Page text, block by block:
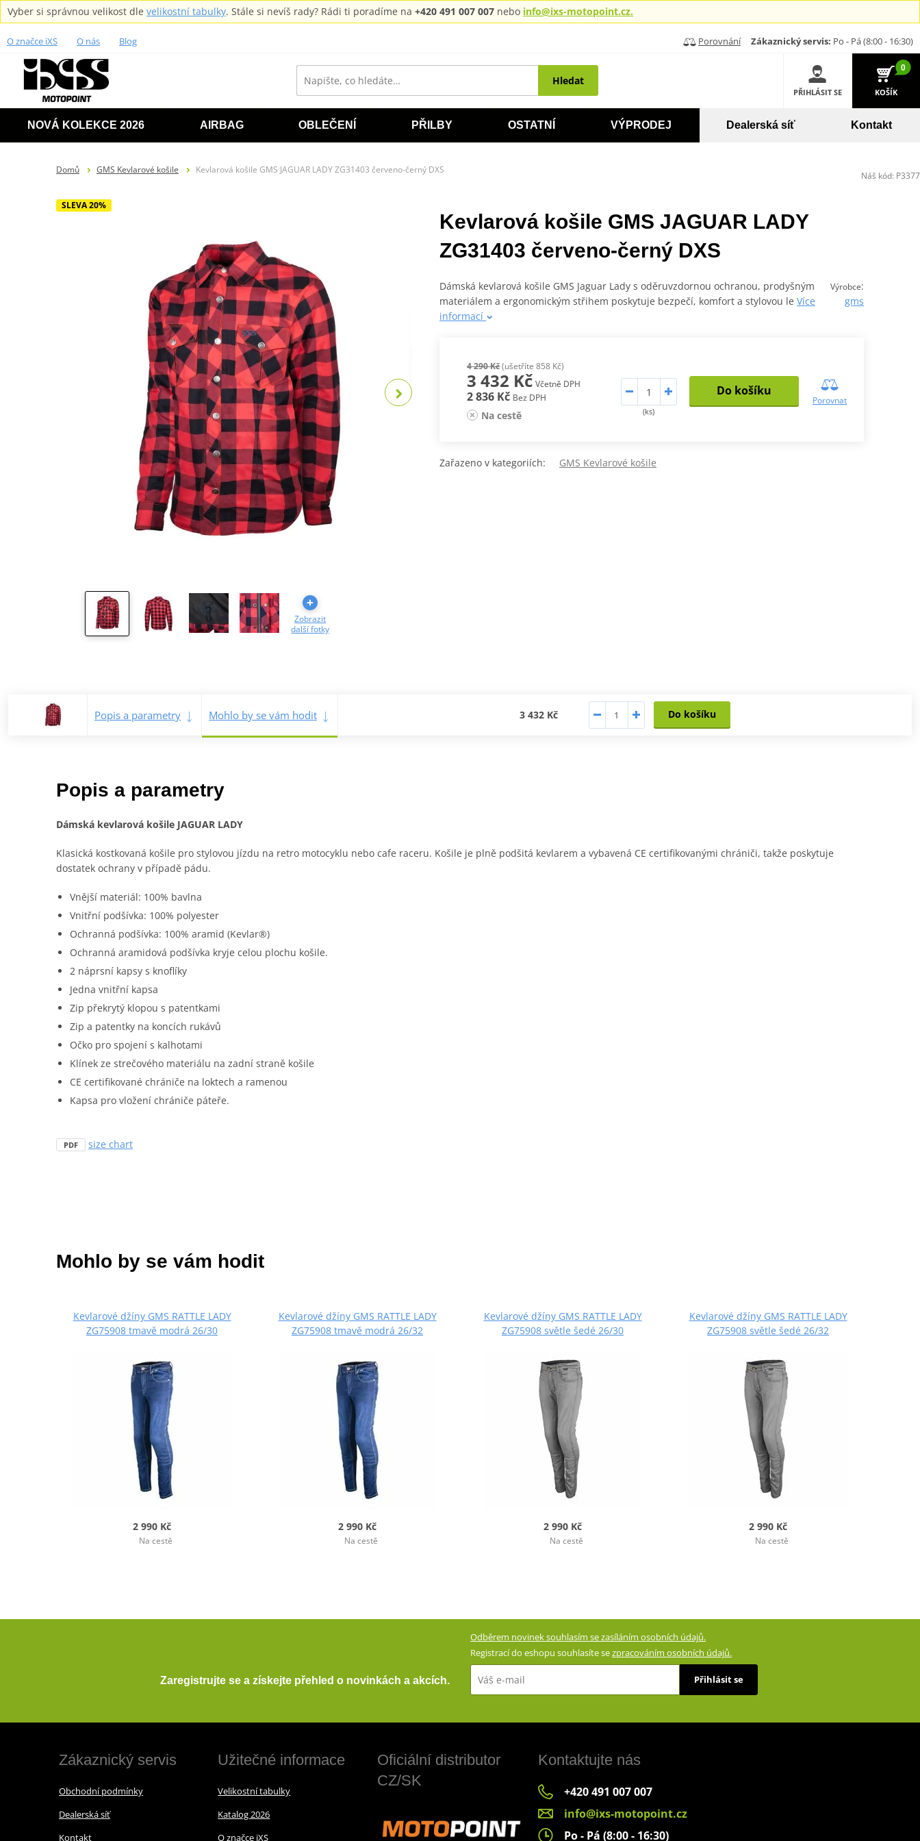
Vyber si správnou velikost dle velikostní tabulky. Stále si nevíš rady? Rádi ti poradíme na +420 491 007 007 nebo info@ixs-motopoint.cz.
O značce iXS O nás Blog Porovnání Zákaznický servis: Po - Pá (8:00 - 16:30)
Hledat
PŘIHLÁSIT SE
0
KOŠÍK
NOVÁ KOLEKCE 2026 AIRBAG OBLEČENÍ PŘILBY OSTATNÍ VÝPRODEJ Dealerská síť Kontakt
Domů GMS Kevlarové košile Kevlarová košile GMS JAGUAR LADY ZG31403 červeno-černý DXS
SLEVA 20%
Zobrazit
další fotky
Kevlarová košile GMS JAGUAR LADY
ZG31403 červeno-černý DXS
Výrobce:
gms
Dámská kevlarová košile GMS Jaguar Lady s oděruvzdornou ochranou, prodyšným
materiálem a ergonomickým střihem poskytuje bezpečí, komfort a stylovou le Více
informací
4 290 Kč(ušetříte 858 Kč)
3 432 Kč Včetně DPH
2 836 Kč Bez DPH
Na cestě (ks)
Do košíku
Porovnat
Zařazeno v kategoriích: GMS Kevlarové košile
Popis a parametry Mohlo by se vám hodit 3 432 Kč Do košíku
Popis a parametry
Dámská kevlarová košile JAGUAR LADY
Klasická kostkovaná košile pro stylovou jízdu na retro motocyklu nebo cafe raceru. Košile je plně podšitá kevlarem a vybavená CE certifikovanými chrániči, takže poskytuje
dostatek ochrany v případě pádu.
Vnější materiál: 100% bavlna
Vnitřní podšívka: 100% polyester
Ochranná podšívka: 100% aramid (Kevlar®)
Ochranná aramidová podšívka kryje celou plochu košile.
2 náprsní kapsy s knoflíky
Jedna vnitřní kapsa
Zip překrytý klopou s patentkami
Zip a patentky na koncích rukávů
Očko pro spojení s kalhotami
Klínek ze strečového materiálu na zadní straně košile
CE certifikované chrániče na loktech a ramenou
Kapsa pro vložení chrániče páteře.
PDF size chart
Náš kód: P3377
Mohlo by se vám hodit
Kevlarové džíny GMS RATTLE LADY
ZG75908 tmavě modrá 26/30
2 990 Kč
Na cestě
Kevlarové džíny GMS RATTLE LADY
ZG75908 tmavě modrá 26/32
2 990 Kč
Na cestě
Kevlarové džíny GMS RATTLE LADY
ZG75908 světle šedé 26/30
2 990 Kč
Na cestě
Kevlarové džíny GMS RATTLE LADY
ZG75908 světle šedé 26/32
2 990 Kč
Na cestě
Zaregistrujte se a získejte přehled o novinkách a akcích.
Odběrem novinek souhlasím se zasíláním osobních údajů.
Registrací do eshopu souhlasíte sezpracováním osobních údajů.
Přihlásit se
Zákaznický servis
Obchodní podmínky
Dealerská síť
Kontakt
Užitečné informace
Velikostní tabulky
Katalog 2026
O značce iXS
Oficiální distributor
CZ/SK
Kontaktujte nás
+420 491 007 007
info@ixs-motopoint.cz
Po - Pá (8:00 - 16:30)